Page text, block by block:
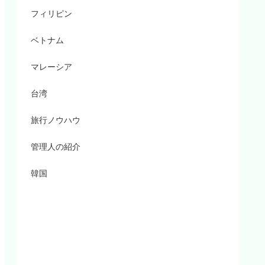
フィリピン
ベトナム
マレーシア
台湾
旅行ノウハウ
管理人の紹介
韓国